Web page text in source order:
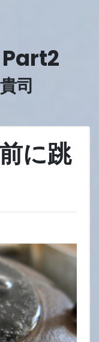
Part2
司
に跳